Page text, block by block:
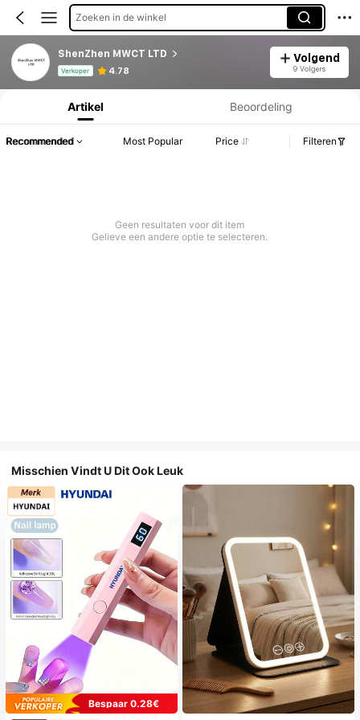
Zoeken in de winkel
ShenZhen MWCT LTD
Verkoper 4.78
Volgend
9 Volgers
Productinformatie: Prijsopenbaring, Verkoop- en Voorraadgegevens.
Artikel Beoordeling
Recommended Most Popular Price Filteren
Geen resultaten voor dit item
Gelieve een andere optie te selecteren.
Misschien Vindt U Dit Ook Leuk
Bespaar 0.28€